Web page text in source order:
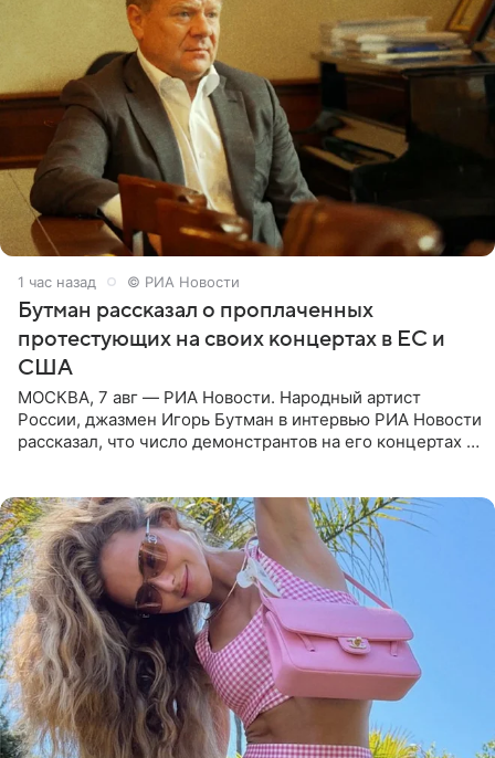
1 час назад © РИА Новости
Бутман рассказал о проплаченных
протестующих на своих концертах в ЕС и
США
МОСКВА, 7 авг — РИА Новости. Народный артист
России, джазмен Игорь Бутман в интервью РИА Новости
рассказал, что число демонстрантов на его концертах в